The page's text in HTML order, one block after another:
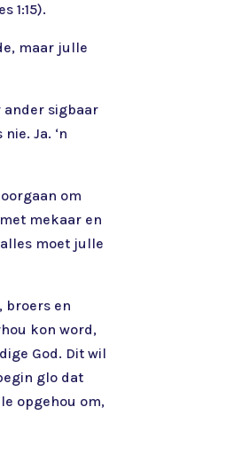
1:15).
maar julle
ander sigbaar
Ja. ‘n
om
mekaar en
moet julle
broers en
kon word,
God. Dit wil
glo dat
opgehou om,